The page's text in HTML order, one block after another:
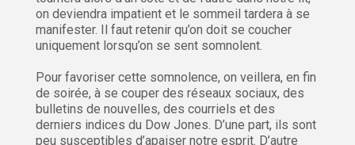
on deviendra impatient et le sommeil tardera à se
manifester. Il faut retenir qu’on doit se coucher
uniquement lorsqu’on se sent somnolent.
Pour favoriser cette somnolence, on veillera, en fin
de soirée, à se couper des réseaux sociaux, des
bulletins de nouvelles, des courriels et des
derniers indices du Dow Jones. D’une part, ils sont
peu susceptibles d’apaiser notre esprit. D’autre